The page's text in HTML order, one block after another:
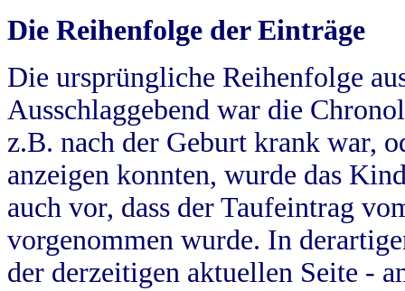
Die Reihenfolge der Einträge
Die ursprüngliche Reihenfolge
Ausschlaggebend war die
z.B. nach der Geburt krank war,
anzeigen konnten, wurde das
auch vor, dass der Taufeintrag
vorgenommen wurde. In
der derzeitigen aktuellen Seite -